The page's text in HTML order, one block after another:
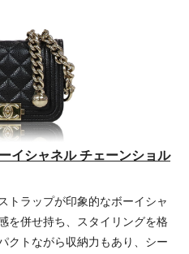
イシャネル チェーンショル
トラップが印象的なボーイシャ
を併せ持ち、スタイリングを格
クトながら収納力もあり、シー